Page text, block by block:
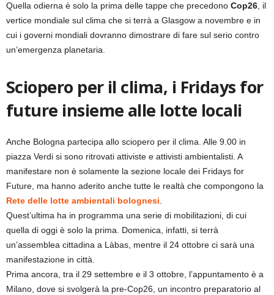
Quella odierna è solo la prima delle tappe che precedono Cop26, il
vertice mondiale sul clima che si terrà a Glasgow a novembre e in
cui i governi mondiali dovranno dimostrare di fare sul serio contro
un’emergenza planetaria.
Sciopero per il clima, i Fridays for
future insieme alle lotte locali
Anche Bologna partecipa allo sciopero per il clima. Alle 9.00 in
piazza Verdi si sono ritrovati attiviste e attivisti ambientalisti. A
manifestare non è solamente la sezione locale dei Fridays for
Future, ma hanno aderito anche tutte le realtà che compongono la
Rete delle lotte ambientali bolognesi.
Quest’ultima ha in programma una serie di mobilitazioni, di cui
quella di oggi è solo la prima. Domenica, infatti, si terrà
un’assemblea cittadina a Làbas, mentre il 24 ottobre ci sarà una
manifestazione in città.
Prima ancora, tra il 29 settembre e il 3 ottobre, l’appuntamento è a
Milano, dove si svolgerà la pre-Cop26, un incontro preparatorio al